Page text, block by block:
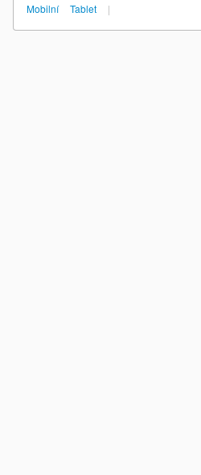
Mobilní
Tablet |